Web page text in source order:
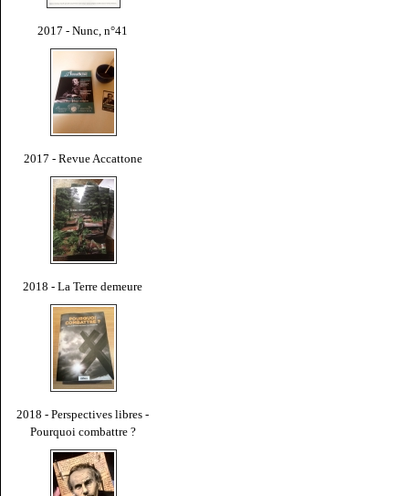
2017 - Nunc, n°41
2017 - Revue Accattone
2018 - La Terre demeure
2018 - Perspectives libres -
Pourquoi combattre ?